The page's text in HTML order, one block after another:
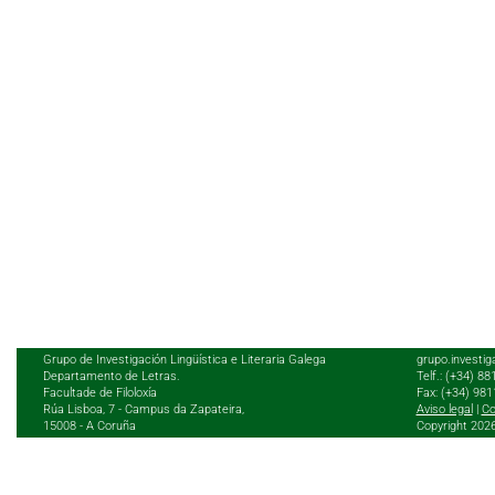
Grupo de Investigación Lingüística e Literaria Galega
Departamento de Letras.
Facultade de Filoloxía
Rúa Lisboa, 7 - Campus da Zapateira,
15008 - A Coruña
Telf.: (+34)
Fax: (+34)
Aviso legal
Copyright